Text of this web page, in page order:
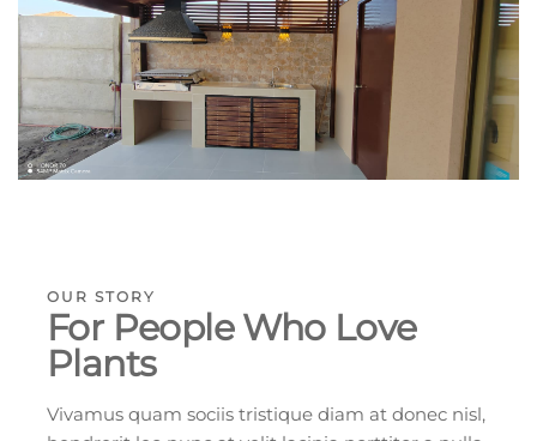
OUR STORY
For People Who Love
Plants
Vivamus quam sociis tristique diam at donec nisl,